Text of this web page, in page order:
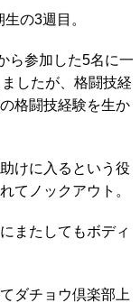
の3週目。
ら参加した5名に一
したが、格闘技経
格闘技経験を生か
けに入るという役
てノックアウト。
またしてもボディ
ダチョウ倶楽部上